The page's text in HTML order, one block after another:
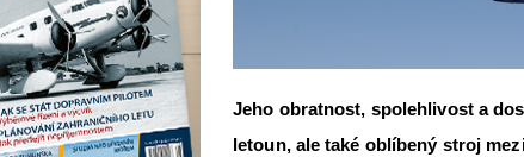
Jeho obratnost, spolehlivost a
letoun, ale také oblíbený stroj